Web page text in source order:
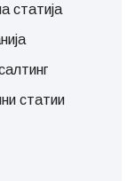
статија
статии